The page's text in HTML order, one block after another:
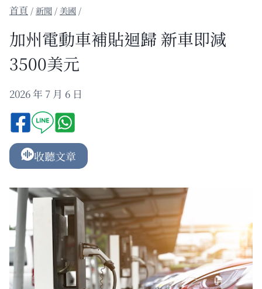
/新聞 / 美國 /
加州電動車補貼迴歸 新車即減
3500美元
2026 年 7 月 6 日
收聽文章